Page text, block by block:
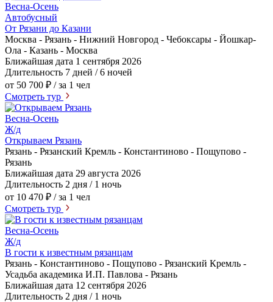
Весна-Осень
Автобусный
От Рязани до Казани
Москва - Рязань - Нижний Новгород - Чебоксары - Йошкар-
Ола - Казань - Москва
Ближайшая дата 1 сентября 2026
Длительность 7 дней / 6 ночей
от 50 700 ₽ / за 1 чел
Смотреть тур
Весна-Осень
Ж/д
Открываем Рязань
Рязань - Рязанский Кремль - Константиново - Пощупово -
Рязань
Ближайшая дата 29 августа 2026
Длительность 2 дня / 1 ночь
от 10 470 ₽ / за 1 чел
Смотреть тур
Весна-Осень
Ж/д
В гости к известным рязанцам
Рязань - Константиново - Пощупово - Рязанский Кремль -
Усадьба академика И.П. Павлова - Рязань
Ближайшая дата 12 сентября 2026
Длительность 2 дня / 1 ночь